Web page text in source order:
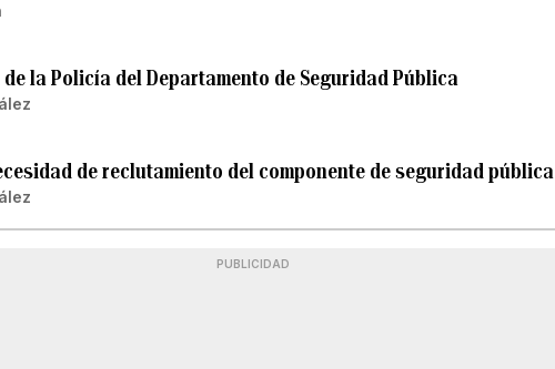
la Policía del Departamento de Seguridad Pública
de reclutamiento del componente de seguridad pública
PUBLICIDAD